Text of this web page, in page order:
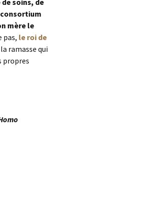
soins, de
consortium
mère le
pas, le roi de
ramasse qui
propres